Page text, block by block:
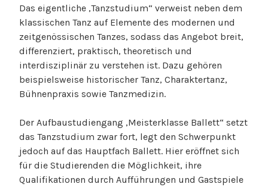
Das eigentliche ‚Tanzstudium“ verweist neben dem
klassischen Tanz auf Elemente des modernen und
zeitgenössischen Tanzes, sodass das Angebot breit,
differenziert, praktisch, theoretisch und
interdisziplinär zu verstehen ist. Dazu gehören
beispielsweise historischer Tanz, Charaktertanz,
Bühnenpraxis sowie Tanzmedizin.
Der Aufbaustudiengang ‚Meisterklasse Ballett“ setzt
das Tanzstudium zwar fort, legt den Schwerpunkt
jedoch auf das Hauptfach Ballett. Hier eröffnet sich
für die Studierenden die Möglichkeit, ihre
Qualifikationen durch Aufführungen und Gastspiele